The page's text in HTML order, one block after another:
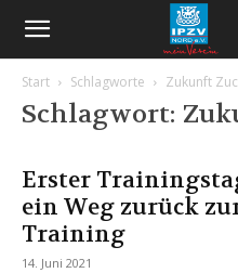
Start Schlagworte Zukunft
Schlagwort:
Erster
ein Weg zurück
Training
14. Juni 2021